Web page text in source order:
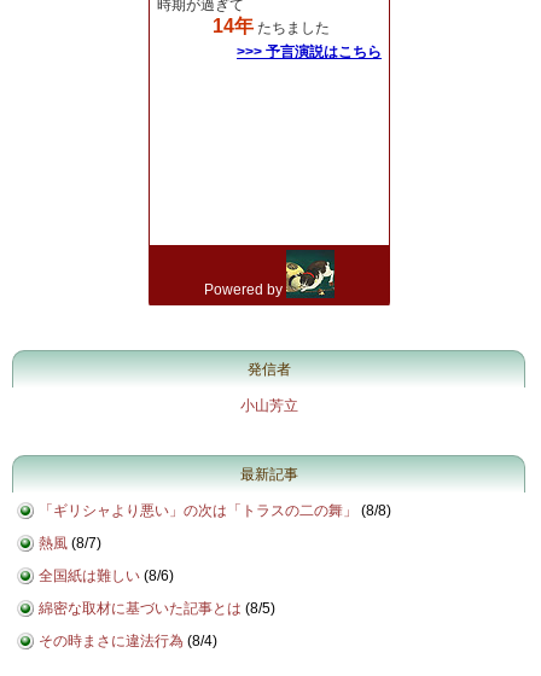
発信者
小山芳立
最新記事
「ギリシャより悪い」の次は「トラスの二の舞」 (8/8)
熱風 (8/7)
全国紙は難しい (8/6)
綿密な取材に基づいた記事とは (8/5)
その時まさに違法行為 (8/4)